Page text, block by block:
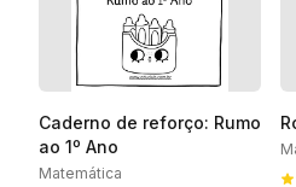
Caderno de reforço: Rumo
ao 1º Ano
Matemática